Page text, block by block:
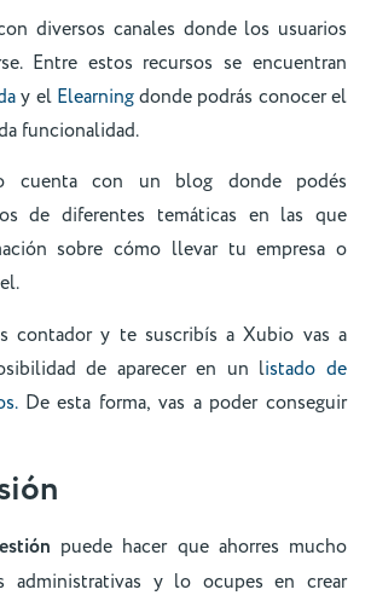
diversos canales donde los usuarios
Entre estos recursos se encuentran
y el Elearningdonde podrás conocer el
funcionalidad.
cuenta con un blog donde podés
de diferentes temáticas en las que
sobre cómo llevar tu empresa o
contador y te suscribís a Xubio vas a
de aparecer en un listado de
De esta forma, vas a poder conseguir
puede hacer que ahorres mucho
administrativas y lo ocupes en crear